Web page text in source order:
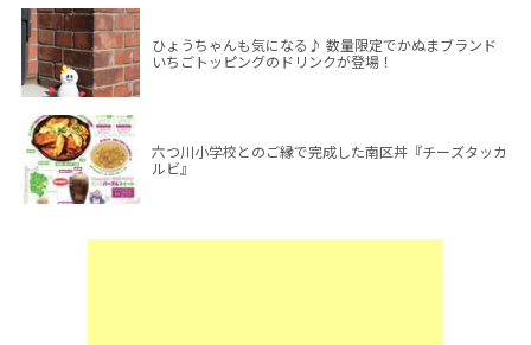
ひょうちゃんも気になる♪ 数量限定でかぬまブランド
いちごトッピングのドリンクが登場！
六つ川小学校とのご縁で完成した南区丼『チーズタッカ
ルビ』